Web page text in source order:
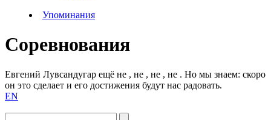
Упоминания
Соревнования
Евгений Лувсандугар ещё не , не , не , не . Но мы знаем: скоро
он это сделает и его достижения будут нас радовать.
EN